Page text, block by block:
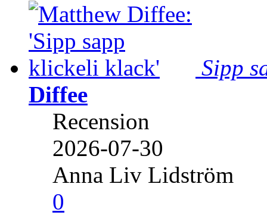
Sipp
Diffee
Recension
2026-07-30
Anna Liv Lidström
0